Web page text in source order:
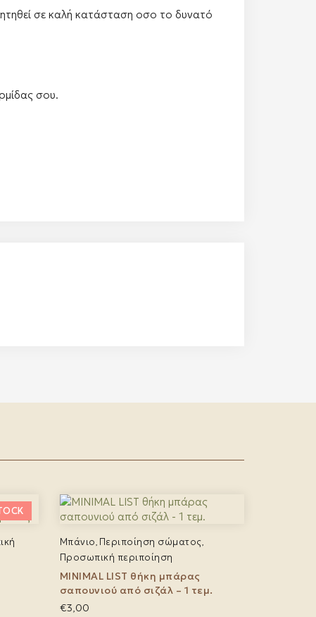
σε καλή κατάσταση οσο το δυνατό
σου.
Μπάνιο, Περιποίηση σώματος,
Προσωπική περιποίηση
MINIMAL LIST θήκη μπάρας
σαπουνιού από σιζάλ – 1 τεμ.
€3,00